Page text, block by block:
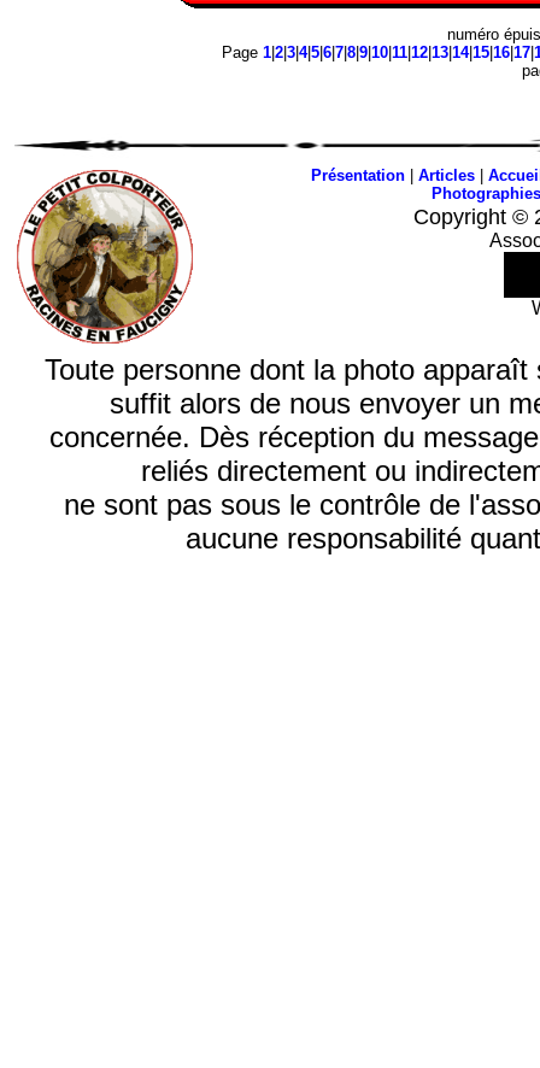
numéro
Page 1| 2| 3| 4|5| 6| 7| 8| 9| 10| 11| 12| 13| 14|15| 16| 17|
Présentation| Articles|
Photographies
Copyright ©
Toute personne dont la photo
suffit alors de nous envoyer un
concernée. Dès réception du
reliés directement ou
ne sont pas sous le contrôle de
aucune responsabilité